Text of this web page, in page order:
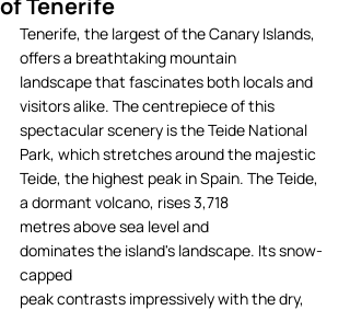
of Tenerife
Tenerife, the largest of the Canary Islands,
offers a breathtaking mountain
landscape that fascinates both locals and
visitors alike. The centrepiece of this
spectacular scenery is the Teide National
Park, which stretches around the majestic
Teide, the highest peak in Spain. The Teide,
a dormant volcano, rises 3,718
metres above sea level and
dominates the island's landscape. Its snow-
capped
peak contrasts impressively with the dry,